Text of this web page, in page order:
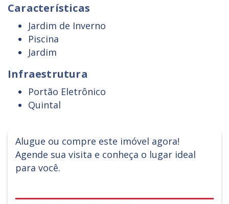
Características
Jardim de Inverno
Piscina
Jardim
Infraestrutura
Portão Eletrônico
Quintal
Alugue ou compre este imóvel agora!
Agende sua visita e conheça o lugar ideal
para você.